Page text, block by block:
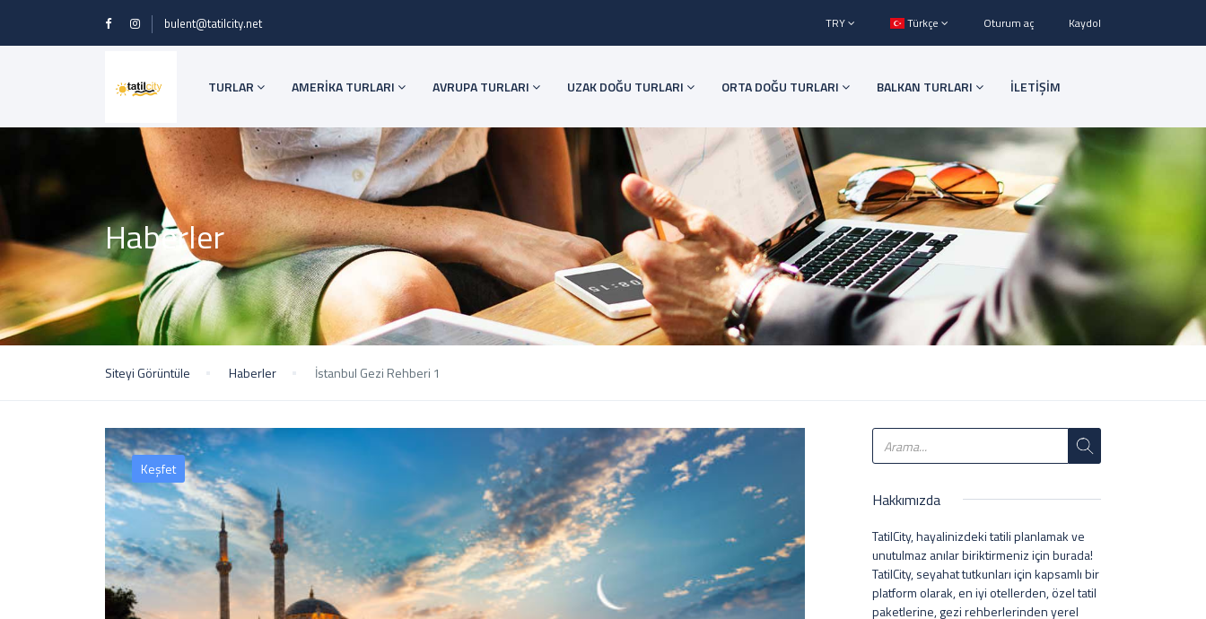
bulent@tatilcity.net TRY Türkçe Oturum aç Kaydol
TURLAR AMERİKA TURLARI AVRUPA TURLARI UZAK DOĞU TURLARI ORTA DOĞU TURLARI BALKAN TURLARI İLETİŞİM
Haberler
Siteyi Görüntüle Haberler İstanbul Gezi Rehberi 1
Keşfet
Hakkımızda
TatilCity, hayalinizdeki tatili planlamak ve
unutulmaz anılar biriktirmeniz için burada!
TatilCity, seyahat tutkunları için kapsamlı bir
platform olarak, en iyi otellerden, özel tatil
paketlerine, gezi rehberlerinden yerel